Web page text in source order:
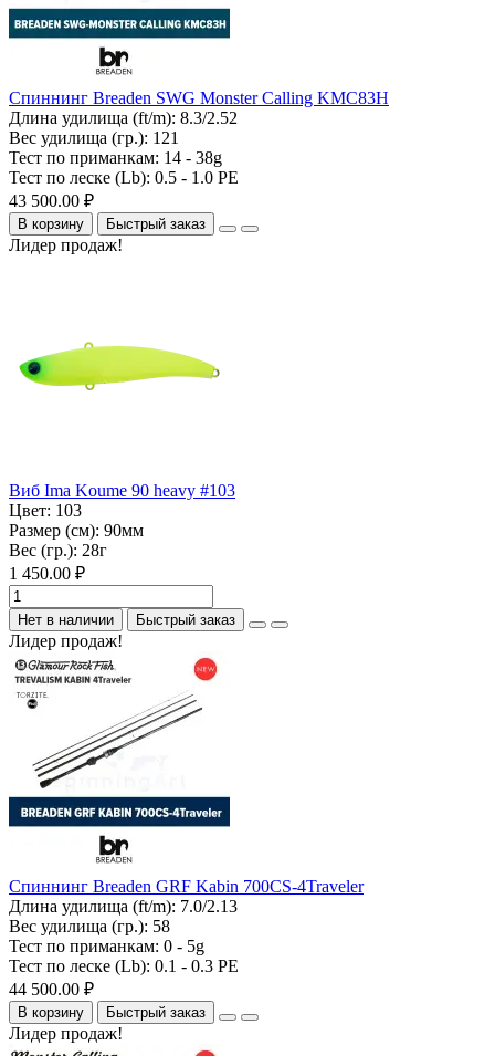
Спиннинг Breaden SWG Monster Calling KMC83H
Длина удилища (ft/m): 8.3/2.52
Вес удилища (гр.): 121
Тест по приманкам: 14 - 38g
Тест по леске (Lb): 0.5 - 1.0 PE
43 500.00 ₽
В корзину Быстрый заказ
Лидер продаж!
Виб Ima Koume 90 heavy #103
Цвет: 103
Размер (см): 90мм
Вес (гр.): 28г
1 450.00 ₽
Нет в наличии Быстрый заказ
Лидер продаж!
Спиннинг Breaden GRF Kabin 700CS-4Traveler
Длина удилища (ft/m): 7.0/2.13
Вес удилища (гр.): 58
Тест по приманкам: 0 - 5g
Тест по леске (Lb): 0.1 - 0.3 PE
44 500.00 ₽
В корзину Быстрый заказ
Лидер продаж!